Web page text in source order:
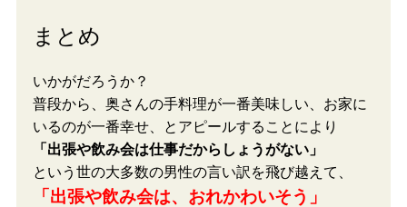
まとめ
いかがだろうか？
普段から、奥さんの手料理が一番美味しい、お家に
いるのが一番幸せ、とアピールすることにより
「出張や飲み会は仕事だからしょうがない」
という世の大多数の男性の言い訳を飛び越えて、
「出張や飲み会は、おれかわいそう」